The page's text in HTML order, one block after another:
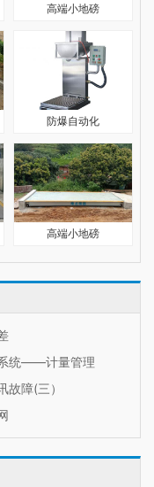
高端小地磅
防爆自动化
高端小地磅
统——计量管理
故障(三）